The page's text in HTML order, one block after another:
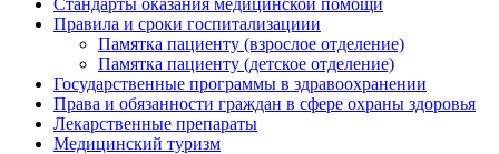
Стандарты оказания медицинской помощи
Правила и сроки госпитализациии
Памятка пациенту (взрослое отделение)
Памятка пациенту (детское отделение)
Государственные программы в здравоохранении
Права и обязанности граждан в сфере охраны здоровья
Лекарственные препараты
Медицинский туризм